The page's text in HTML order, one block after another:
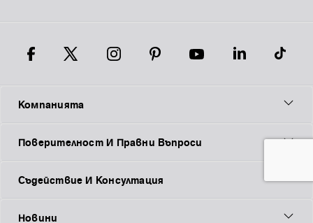
Компанията
Поверителност И Правни Въпроси
Съдействие И Консултация
Новини